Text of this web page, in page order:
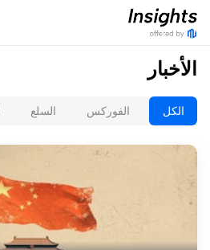
الأخبار
الكل الفوركس السلع